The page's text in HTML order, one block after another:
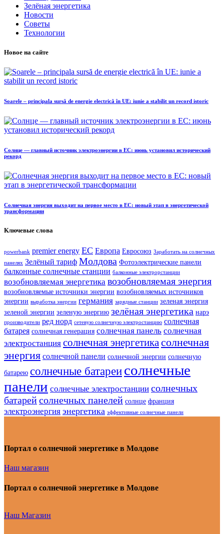
Зелёная энергетика
Новости
Советы
Технологии
Новое на сайте
Soarele – principala sursă de energie electrică în UE: iunie a stabilit un record istoric
Солнце — главный источник электроэнергии в ЕС: июнь установил исторический
рекорд
Солнечная энергия выходит на первое место в ЕС: новый этап в энергетической
трансформации
Ключевые слова
powerbank premier energy ЕС Европа Евросоюз Заработать на солнечных
панелях Зелёный тариф Молдова Фотоэлектрические панели
балконные солнечные станции балконные электрорстанции
возобновляемая энергетика возобновляемая энергия
возобновляемые источники энергии возобновляемых источников
энергии выработка энергии германия зарядные станции зеленая энергия
зеленой энергии зеленую энергию зелёная энергетика нарэ
производители ред норд сетевую солнечную электростанцию солнечная
батарея солнечная генерация солнечная панель солнечная
электростанция солнечная энергетикасолнечная
энергия солнечной панели солнечной энергии солнечную
батарею солнечные батареисолнечные
панели солнечные электростанции солнечных
батарейсолнечных панелей солнце франция
электроэнергия энергетика эффективные солнечные панели
Портал о солнечной энергетике в Молдове
Наш магазин
Портал о солнечной энергетике в Молдове
Наш Магазин